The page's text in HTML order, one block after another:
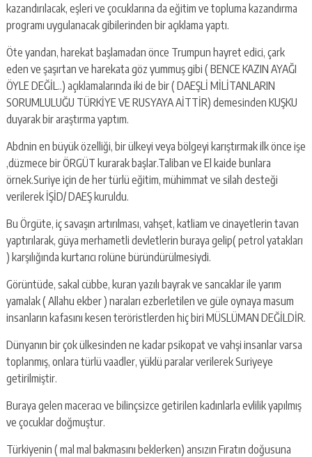
kazandırılacak, eşleri ve çocuklarına da eğitim ve topluma kazandırma
programı uygulanacak gibilerinden bir açıklama yaptı.
Öte yandan, harekat başlamadan önce Trumpun hayret edici, çark
eden ve şaşırtan ve harekata göz yummuş gibi ( BENCE KAZIN AYAĞI
ÖYLE DEĞİL..) açıklamalarında iki de bir ( DAEŞLİ MİLİTANLARIN
SORUMLULUĞU TÜRKİYE VE RUSYAYA AİTTİR) demesinden KUŞKU
duyarak bir araştırma yaptım.
Abdnin en büyük özelliği, bir ülkeyi veya bölgeyi karıştırmak ilk önce işe
,düzmece bir ÖRGÜT kurarak başlar.Taliban ve El kaide bunlara
örnek.Suriye için de her türlü eğitim, mühimmat ve silah desteği
verilerek İŞİD/ DAEŞ kuruldu.
Bu Örgüte, iç savaşın artırılması, vahşet, katliam ve cinayetlerin tavan
yaptırılarak, güya merhametli devletlerin buraya gelip( petrol yatakları
) karşılığında kurtarıcı rolüne büründürülmesiydi.
Görüntüde, sakal cübbe, kuran yazılı bayrak ve sancaklar ile yarım
yamalak ( Allahu ekber ) naraları ezberletilen ve güle oynaya masum
insanların kafasını kesen teröristlerden hiç biri MÜSLÜMAN DEĞİLDİR.
Dünyanın bir çok ülkesinden ne kadar psikopat ve vahşi insanlar varsa
toplanmış, onlara türlü vaadler, yüklü paralar verilerek Suriyeye
getirilmiştir.
Buraya gelen maceracı ve bilinçsizce getirilen kadınlarla evlilik yapılmış
ve çocuklar doğmuştur.
Türkiyenin ( mal mal bakmasını beklerken) ansızın Fıratın doğusuna